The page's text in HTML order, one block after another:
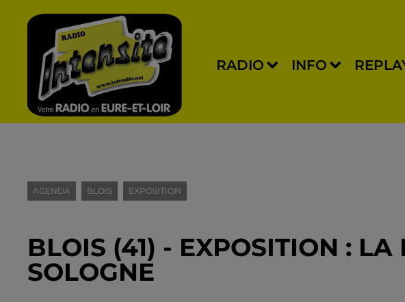
RADIO INFO
AGENDA BLOIS EXPOSITION
BLOIS (41) - EXPOSITION : LA
SOLOGNE